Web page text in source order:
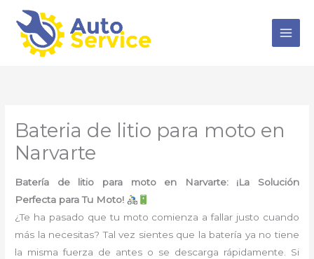
contenido
Bateria de litio para moto en
Narvarte
Batería de litio para moto en Narvarte: ¡La Solución
Perfecta para Tu Moto!
¿Te ha pasado que tu moto comienza a fallar justo cuando
más la necesitas? Tal vez sientes que la batería ya no tiene
la misma fuerza de antes o se descarga rápidamente. Si